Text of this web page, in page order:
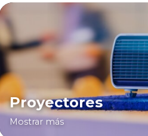
Proyectores
Mostrar más